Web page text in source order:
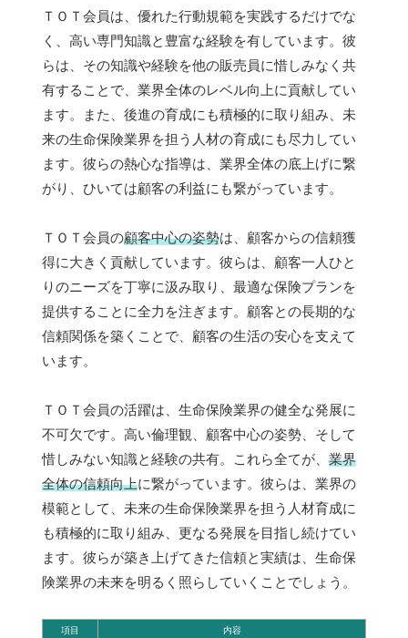
ＴＯＴ会員は、優れた行動規範を実践するだけでな
く、高い専門知識と豊富な経験を有しています。彼
らは、その知識や経験を他の販売員に惜しみなく共
有することで、業界全体のレベル向上に貢献してい
ます。また、後進の育成にも積極的に取り組み、未
来の生命保険業界を担う人材の育成にも尽力してい
ます。彼らの熱心な指導は、業界全体の底上げに繋
がり、ひいては顧客の利益にも繋がっています。
ＴＯＴ会員の顧客中心の姿勢は、顧客からの信頼獲
得に大きく貢献しています。彼らは、顧客一人ひと
りのニーズを丁寧に汲み取り、最適な保険プランを
提供することに全力を注ぎます。顧客との長期的な
信頼関係を築くことで、顧客の生活の安心を支えて
います。
ＴＯＴ会員の活躍は、生命保険業界の健全な発展に
不可欠です。高い倫理観、顧客中心の姿勢、そして
惜しみない知識と経験の共有。これら全てが、 業界
全体の信頼向上に繋がっています。彼らは、業界の
模範として、未来の生命保険業界を担う人材育成に
も積極的に取り組み、更なる発展を目指し続けてい
ます。彼らが築き上げてきた信頼と実績は、生命保
険業界の未来を明るく照らしていくことでしょう。
項目 内容